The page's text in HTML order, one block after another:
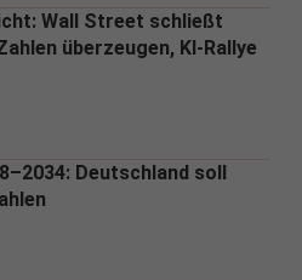
Wall Street schließt
überzeugen, KI-Rallye
Deutschland soll